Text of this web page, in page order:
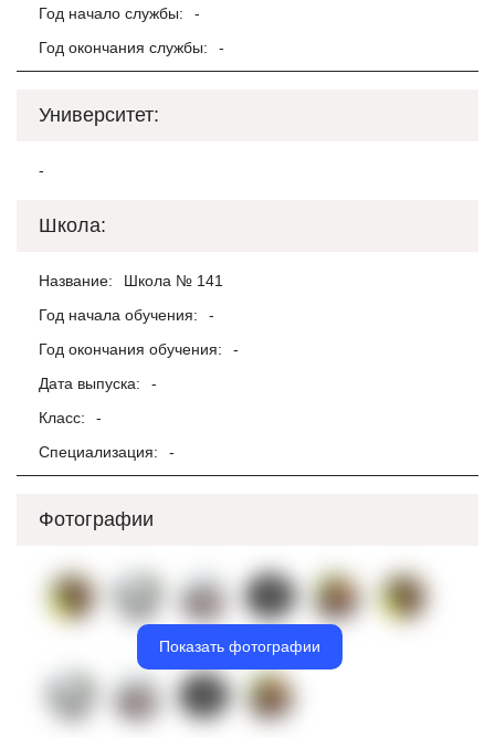
Год начало службы:
-
Год окончания службы:
-
Университет:
-
Школа:
Название:
Школа № 141
Год начала обучения:
-
Год окончания обучения:
-
Дата выпуска:
-
Класс:
-
Специализация:
-
Фотографии
Показать фотографии